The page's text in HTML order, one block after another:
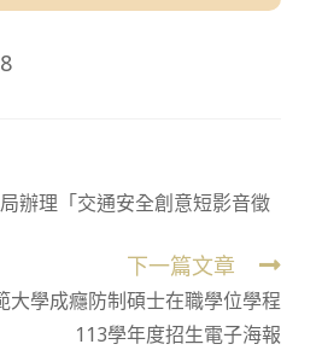
辦理「交通安全創意短影音徵
下一篇文章
大學成癮防制碩士在職學位學程
113學年度招生電子海報